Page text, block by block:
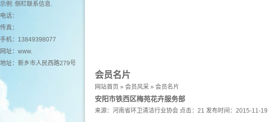
示例: 侧栏联系信息.
电话：
传真：
手机：13849398077
网址： www.
地址：新乡市人民西路279号
会员名片
网站首页 » 会员风采 » 会员名片
安阳市铁西区梅苑花卉服务部
来源： 河南省环卫清洁行业协会 点击：21 发布时间：2015-11-19